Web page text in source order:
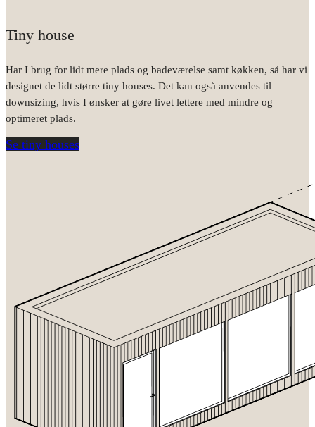
Tiny house
Har I brug for lidt mere plads og badeværelse samt køkken, så har vi
designet de lidt større tiny houses. Det kan også anvendes til
downsizing, hvis I ønsker at gøre livet lettere med mindre og
optimeret plads.
Se tiny houses